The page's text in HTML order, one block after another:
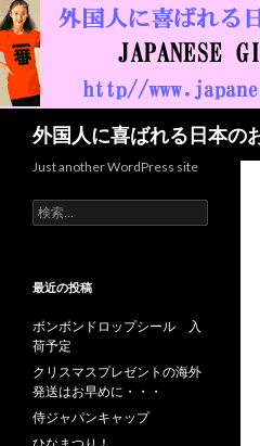
外国人に喜ばれる日本の
検索
Just another WordPress site
検索:
最近の投稿
ボンボンドロップシール 入
荷予定
クリスマスプレゼントの海外
発送はお早めに・・・
侍ジャパンキャップ